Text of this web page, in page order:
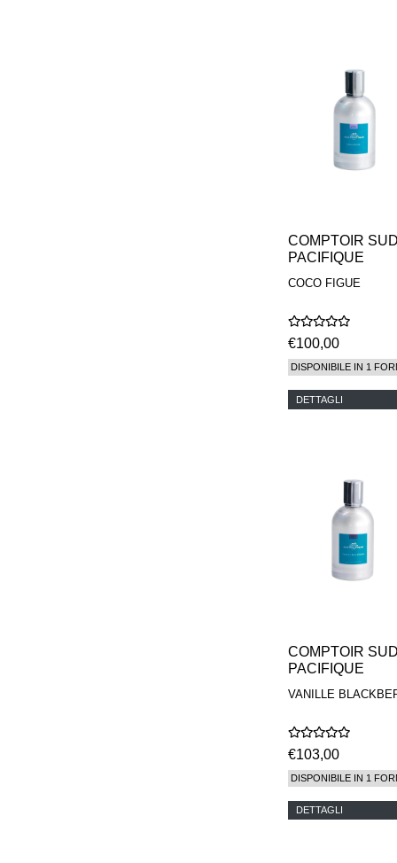
COMPTOIR
PACIFIQUE
COCO FIGUE
€100,00
DISPONIBILE IN 1
DETTAGLI
COMPTOIR
PACIFIQUE
VANILLE
€103,00
DISPONIBILE IN 1
DETTAGLI